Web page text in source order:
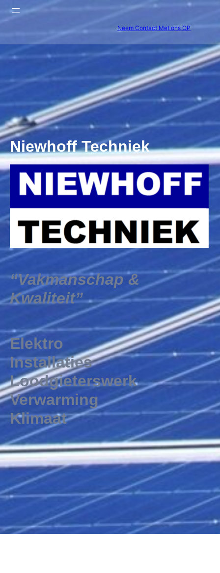
Neem Contact Met ons OP
Niewhoff Techniek
“Vakmanschap &
Kwaliteit”
Elektro
Installaties
Loodgieterswerk
Verwarming
Klimaat